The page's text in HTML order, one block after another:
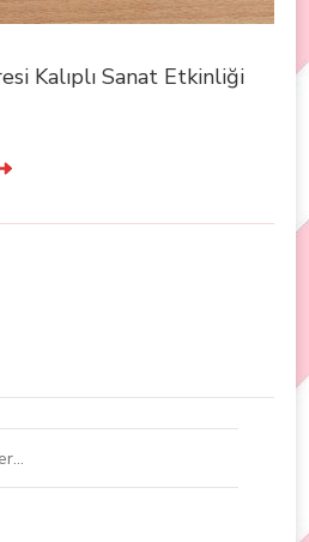
Kalıplı Sanat Etkinliği